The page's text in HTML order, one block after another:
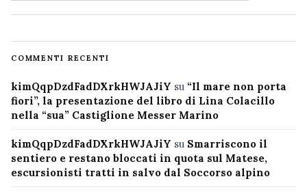
COMMENTI RECENTI
kimQqpDzdFadDXrkHWJAJiY su “Il mare non porta
fiori”, la presentazione del libro di Lina Colacillo
nella “sua” Castiglione Messer Marino
kimQqpDzdFadDXrkHWJAJiY su Smarriscono il
sentiero e restano bloccati in quota sul Matese,
escursionisti tratti in salvo dal Soccorso alpino